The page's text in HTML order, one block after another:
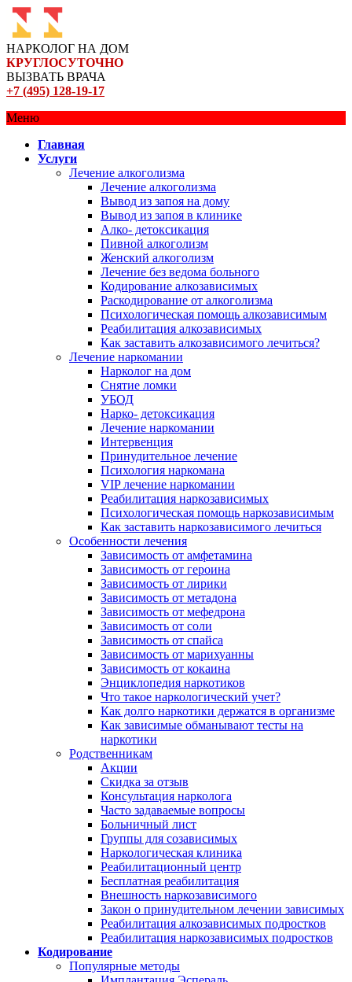
НАРКОЛОГ НА ДОМ
КРУГЛОСУТОЧНО
ВЫЗВАТЬ ВРАЧА
+7 (495) 128-19-17
Меню
Главная
Услуги
Лечение алкоголизма
Лечение алкоголизма
Вывод из запоя на дому
Вывод из запоя в клинике
Алко- детоксикация
Пивной алкоголизм
Женский алкоголизм
Лечение без ведома больного
Кодирование алкозависимых
Раскодирование от алкоголизма
Психологическая помощь алкозависимым
Реабилитация алкозависимых
Как заставить алкозависимого лечиться?
Лечение наркомании
Нарколог на дом
Снятие ломки
УБОД
Нарко- детоксикация
Лечение наркомании
Интервенция
Принудительное лечение
Психология наркомана
VIP лечение наркомании
Реабилитация наркозависимых
Психологическая помощь наркозависимым
Как заставить наркозависимого лечиться
Особенности лечения
Зависимость от амфетамина
Зависимость от героина
Зависимость от лирики
Зависимость от метадона
Зависимость от мефедрона
Зависимость от соли
Зависимость от спайса
Зависимость от марихуанны
Зависимость от кокаина
Энциклопедия наркотиков
Что такое наркологический учет?
Как долго наркотики держатся в организме
Как зависимые обманывают тесты на
наркотики
Родственникам
Акции
Скидка за отзыв
Консультация нарколога
Часто задаваемые вопросы
Больничный лист
Группы для созависимых
Наркологическая клиника
Реабилитационный центр
Бесплатная реабилитация
Внешность наркозависимого
Закон о принудительном лечении зависимых
Реабилитация алкозависимых подростков
Реабилитация наркозависимых подростков
Кодирование
Популярные методы